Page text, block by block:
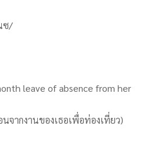
ซ/
leave of absence from her
นจากงานของเธอเพื่อท่องเที่ยว)